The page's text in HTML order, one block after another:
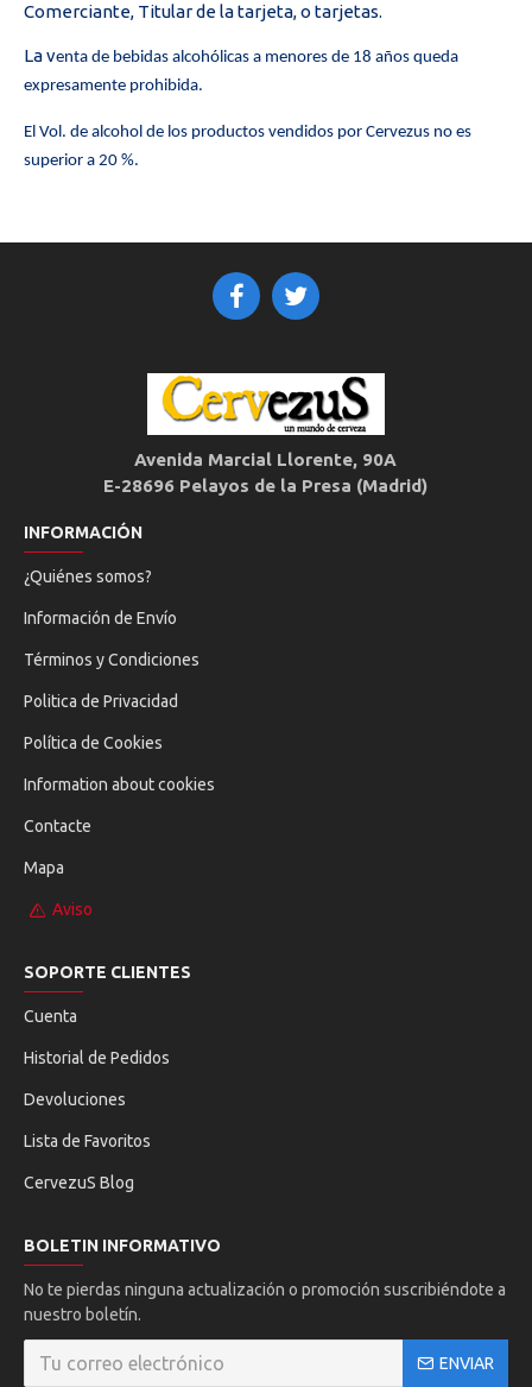
Comerciante, Titular de la tarjeta, o tarjetas.
La venta de bebidas alcohólicas a menores de 18 años queda
expresamente prohibida.
El Vol. de alcohol de los productos vendidos por Cervezus no es
superior a 20 %.
Avenida Marcial Llorente, 90A
E-28696 Pelayos de la Presa (Madrid)
INFORMACIÓN
¿Quiénes somos?
Información de Envío
Términos y Condiciones
Politica de Privacidad
Política de Cookies
Information about cookies
Contacte
Mapa
Aviso
SOPORTE CLIENTES
Cuenta
Historial de Pedidos
Devoluciones
Lista de Favoritos
CervezuS Blog
BOLETIN INFORMATIVO
No te pierdas ninguna actualización o promoción suscribiéndote a
nuestro boletín.
ENVIAR